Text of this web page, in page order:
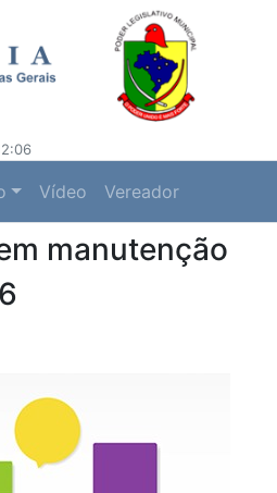
Vídeo Vereador
manutenção